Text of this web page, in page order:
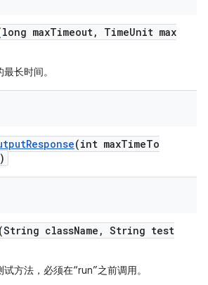
maxTimeout, TimeUnit max
长时间。
Response(int maxTimeTo
(String className , String test
方法，必须在“run”之前调用。